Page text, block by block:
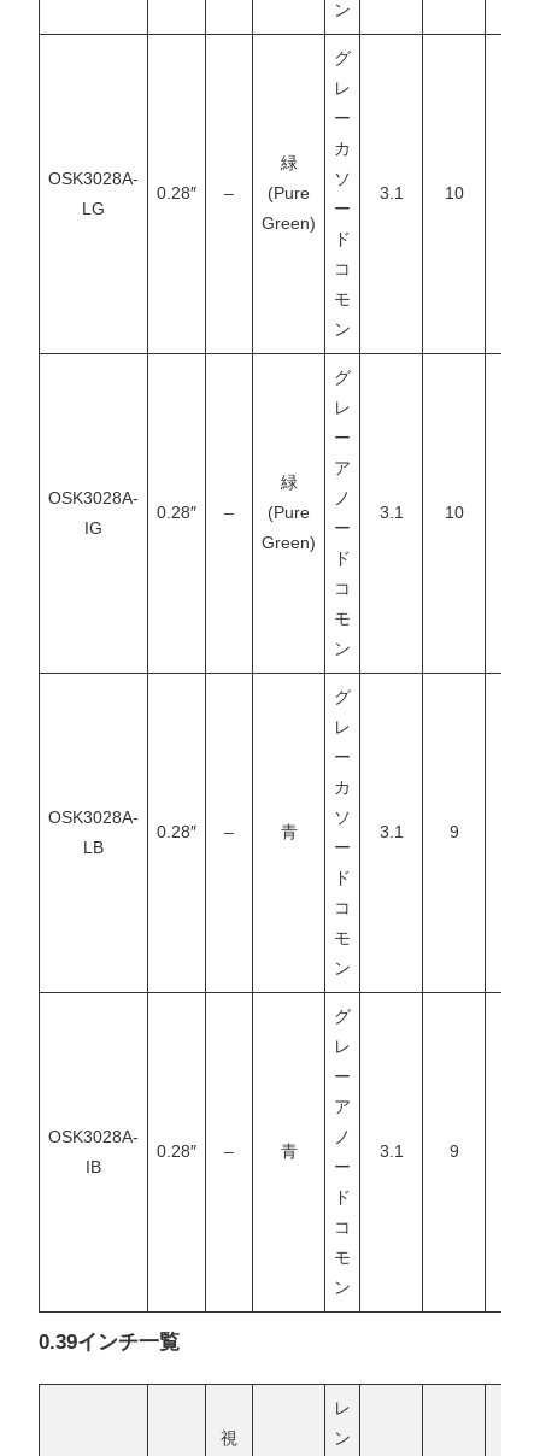
ン
OSK3028A-
LG
0.28″ –
緑
(Pure
Green)
グ
レ
ー
カ
ソ
ー
ド
コ
モ
ン
3.1 10
OSK3028A-
IG
0.28″ –
緑
(Pure
Green)
グ
レ
ー
ア
ノ
ー
ド
コ
モ
ン
3.1 10
OSK3028A-
LB
0.28″ – 青
グ
レ
ー
カ
ソ
ー
ド
コ
モ
ン
3.1 9
OSK3028A-
IB
0.28″ – 青
グ
レ
ー
ア
ノ
ー
ド
コ
モ
ン
3.1 9
0.39インチ一覧
視
レ
ン